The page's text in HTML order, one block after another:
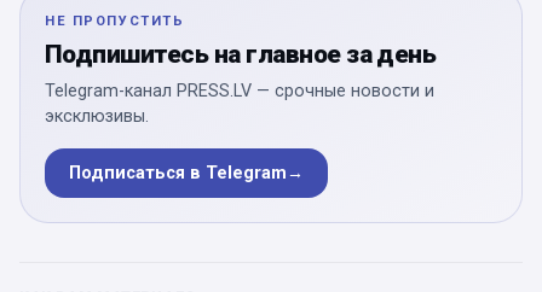
НЕ ПРОПУСТИТЬ
Подпишитесь на главное за день
Telegram-канал PRESS.LV — срочные новости и
эксклюзивы.
Подписаться в Telegram→